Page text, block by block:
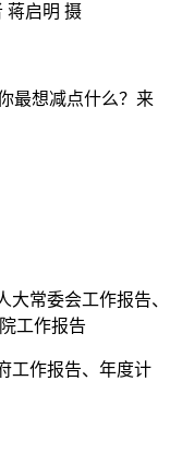
蒋启明 摄
最想减点什么？来
常委会工作报告、
工作报告
作报告、年度计